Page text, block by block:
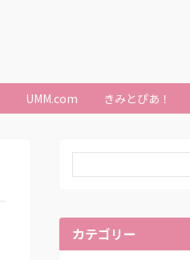
UMM.com きみとぴあ！
カテゴリー